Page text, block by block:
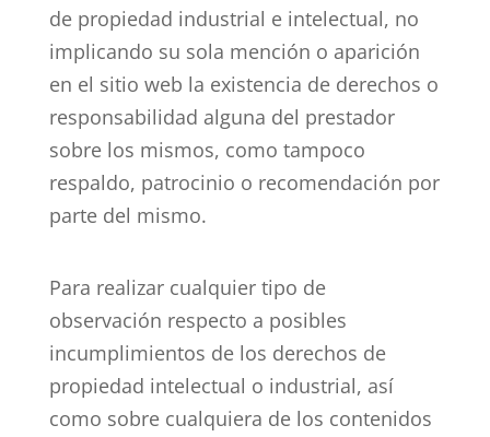
de propiedad industrial e intelectual, no
implicando su sola mención o aparición
en el sitio web la existencia de derechos o
responsabilidad alguna del prestador
sobre los mismos, como tampoco
respaldo, patrocinio o recomendación por
parte del mismo.
Para realizar cualquier tipo de
observación respecto a posibles
incumplimientos de los derechos de
propiedad intelectual o industrial, así
como sobre cualquiera de los contenidos